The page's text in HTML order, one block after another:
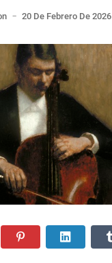
— 20 De Febrero De 2026